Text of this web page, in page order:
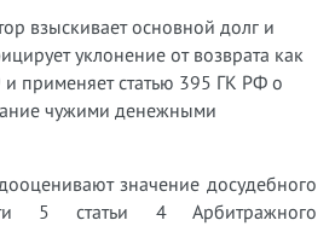
взыскивает основной долг и
уклонение от возврата как
и применяет статью 395 ГК РФ о
чужими денежными
значение досудебного
5 статьи 4 Арбитражного